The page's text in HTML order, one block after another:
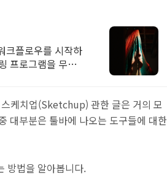
크플로우를 시작하
프로그램을 무료
케치업(Sketchup) 관한 글은 거의 모
대부분은 툴바에 나오는 도구들에 대한
방법을 알아봅니다.